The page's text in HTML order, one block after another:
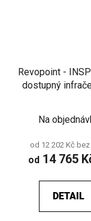
Revopoint -
dostupný
Na
od 12 202 Kč bez
od14 765
DETAIL